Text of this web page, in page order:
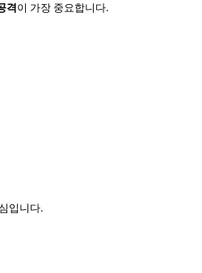
격이 가장 중요합니다.
입니다.